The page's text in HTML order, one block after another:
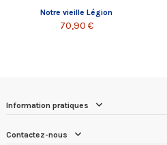
Notre vieille Légion
70,90 €
Information pratiques
Contactez-nous